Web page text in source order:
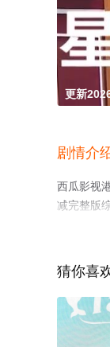
更新
剧情介
西瓜影视
减完整版
猜你喜